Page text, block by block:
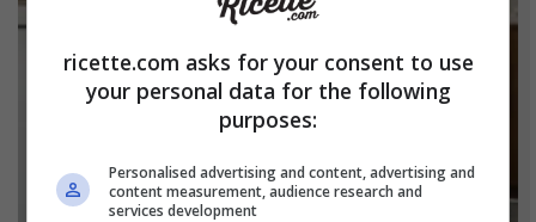
ricette.com asks for your consent to use
your personal data for the following
purposes:
Personalised advertising and content, advertising and
content measurement, audience research and
services development